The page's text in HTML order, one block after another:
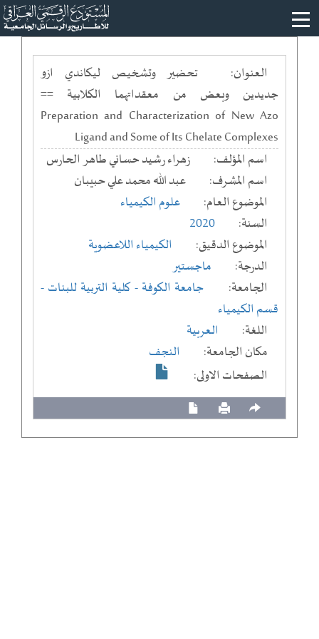
العنوان:
تحضير وتشخيص ليكاندي ازو
جديدين وبعض من معقداتهما الكلابية ==
Preparation and Characterization of New Azo
Ligand and Some of Its Chelate Complexes
اسم المؤلف:
زهراء رشيد حساني طاهر الحارس
اسم المشرف:
عبد الله محمد علي حبيبان
الموضوع العام:
علوم الكيمياء
السنة:
2020
الموضوع الدقيق:
الكيمياء اللاعضوية
الدرجة:
ماجستير
الجامعة:
جامعة الكوفة - كلية التربية للبنات -
قسم الكيمياء
اللغة:
العربية
مكان الجامعة:
النجف
الصفحات الاولى: